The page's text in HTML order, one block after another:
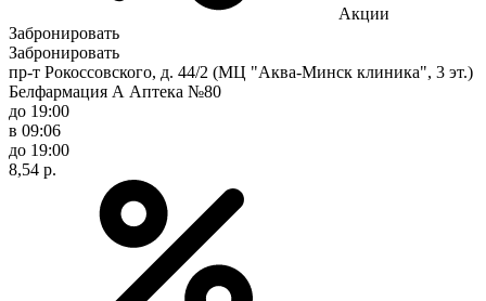
Акции
Забронировать
Забронировать
пр-т Рокоссовского, д. 44/2 (МЦ "Аква-Минск клиника", 3 эт.)
Белфармация А Аптека №80
до 19:00
в 09:06
до 19:00
8,54 р.